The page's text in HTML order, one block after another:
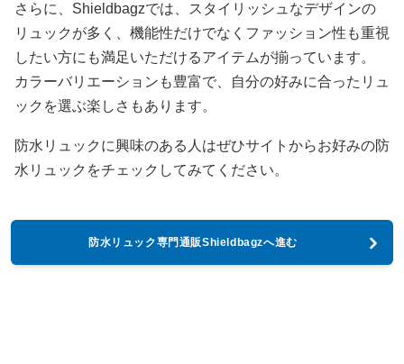
さらに、Shieldbagzでは、スタイリッシュなデザインの
リュックが多く、機能性だけでなくファッション性も重視
したい方にも満足いただけるアイテムが揃っています。
カラーバリエーションも豊富で、自分の好みに合ったリュ
ックを選ぶ楽しさもあります。
防水リュックに興味のある人はぜひサイトからお好みの防
水リュックをチェックしてみてください。
防水リュック専門通販Shieldbagzへ進む